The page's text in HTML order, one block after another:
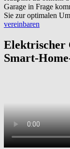
Garage in Frage
Sie zur optimalen
vereinbaren
Elektrischer
Smart-